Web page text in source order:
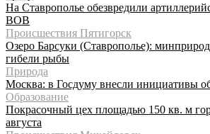
На Ставрополье обезвредили
ВОВ
Происшествия Пятигорск
Озеро Барсуки (Ставрополье):
гибели рыбы
Природа
Москва: в Госдуму внесли инициативы
Образование
Покрасочный цех площадью 150 кв. м
августа